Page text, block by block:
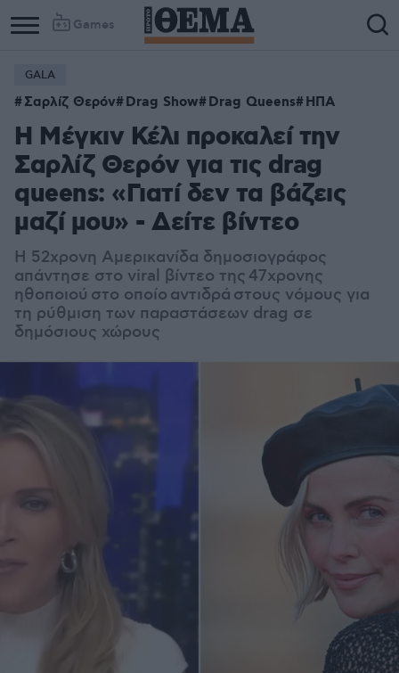
Games
GALA
Σαρλίζ Θερόν Drag Show Drag Queens ΗΠΑ
Η Μέγκιν Κέλι προκαλεί την
Σαρλίζ Θερόν για τις drag
queens: «Γιατί δεν τα βάζεις
μαζί μου» - Δείτε βίντεο
Η 52χρονη Αμερικανίδα δημοσιογράφος
απάντησε στο viral βίντεο της 47χρονης
ηθοποιού στο οποίο αντιδρά στους νόμους για
τη ρύθμιση των παραστάσεων drag σε
δημόσιους χώρους